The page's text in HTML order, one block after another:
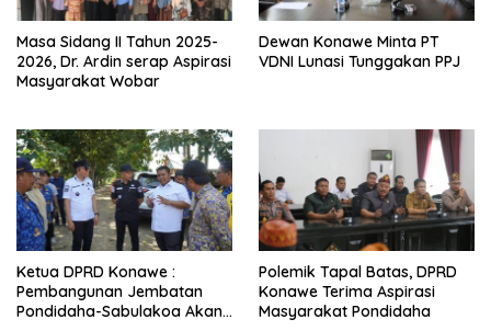
Masa Sidang II Tahun 2025-
2026, Dr. Ardin serap Aspirasi
Masyarakat Wobar
Dewan Konawe Minta PT
VDNI Lunasi Tunggakan PPJ
Ketua DPRD Konawe :
Pembangunan Jembatan
Pondidaha-Sabulakoa Akan
Polemik Tapal Batas, DPRD
Konawe Terima Aspirasi
Masyarakat Pondidaha